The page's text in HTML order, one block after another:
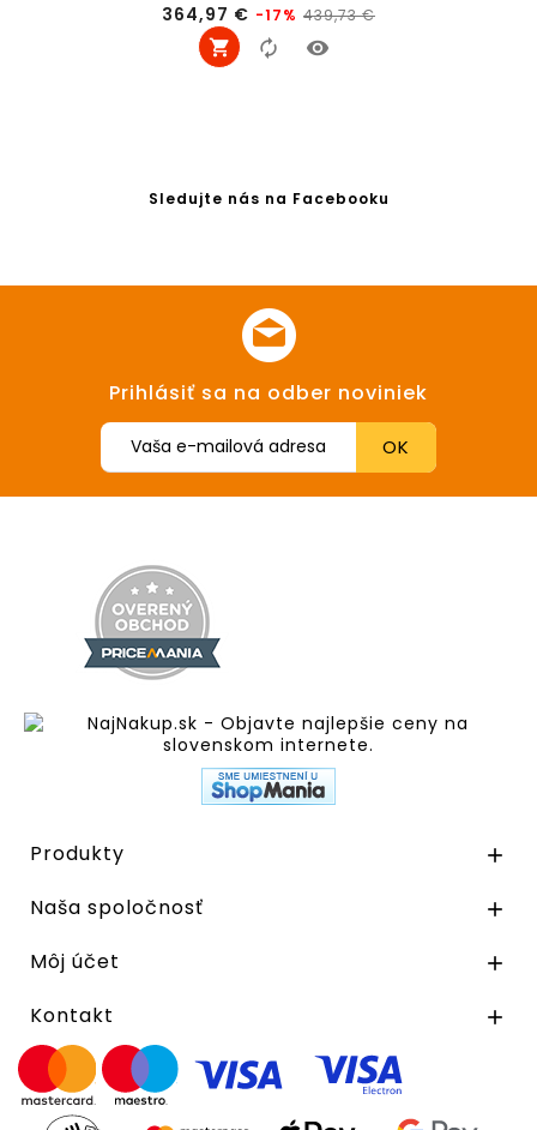
364,97 € Bežná
cena
-17% 439,73 €Cena
Sledujte nás na Facebooku
Prihlásiť sa na odber noviniek
Produkty 
Naša spoločnosť 
Môj účet 
Kontakt 